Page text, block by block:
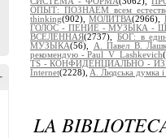
-
ОПЫТ: ПОЗНАЁМ всем
thinking(902),МОЛИТВА(2966),
ГОЛОС - ПЕНИЕ - МУЗЫКА -
ВСЕЛЕННАЯ(2737), БОГ: в
МУЗЫКА(56),
А. Павел В.
рекомендую - Paul_V_Lashkevich
TS - КОНФИДЕНЦИАЛЬНО -
Internet(2228), A. Людська думка
LA